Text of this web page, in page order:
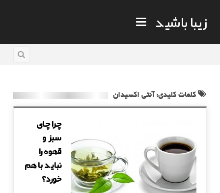
زیبا باشید
کلمات کلیدی: آنتی اکسیدان
چرا چای
سبز و
قهوه را
نباید با هم
خورد؟